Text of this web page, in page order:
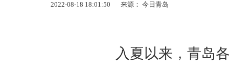
2022-08-18 18:01:50 来源： 今日青岛
入夏以来，青岛